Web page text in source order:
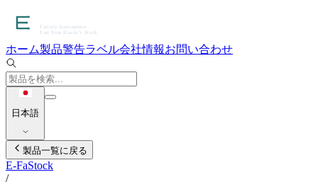
ホーム製品警告ラベル会社情報お問い合わせ
日本語
製品一覧に戻る
E-FaStock
/